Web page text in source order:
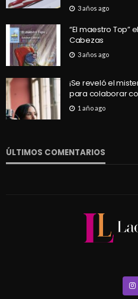
3 años ago
“El maestro Top”
Cabezas
3 años ago
¡Se reveló el
para colaborar
1 año ago
ÚLTIMOS COMENTARIOS